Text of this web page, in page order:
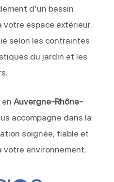
d’un bassin
espace extérieur.
selon les contraintes
du jardin et les
en Auvergne-Rhône-
accompagne dans la
soignée, fiable et
environnement.